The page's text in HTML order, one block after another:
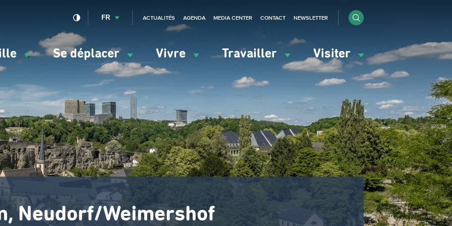
Se déplacer Vivre Travailler Visiter
FR ACTUALITÉS AGENDA MEDIA CENTER CONTACT NEWSLETTER
Neudorf/Weimershof